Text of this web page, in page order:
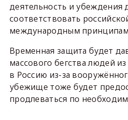
деятельность и убеждения
соответствовать
международным
Временная защита будет
массового бегства людей
в Россию из-за
убежище тоже будет
продлеваться по